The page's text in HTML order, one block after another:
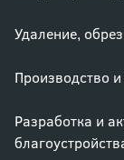
Удаление,
Производство
Разработка и